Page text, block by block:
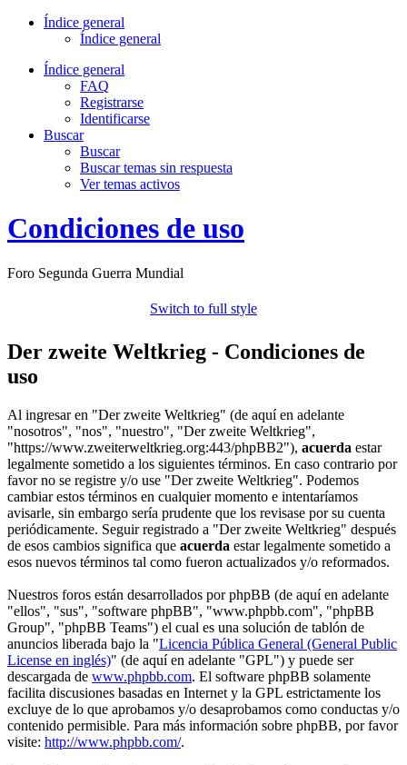
Índice general
Índice general
Índice general
FAQ
Registrarse
Identificarse
Buscar
Buscar
Buscar temas sin respuesta
Ver temas activos
Condiciones de uso
Foro Segunda Guerra Mundial
Switch to full style
Der zweite Weltkrieg - Condiciones de
uso
Al ingresar en "Der zweite Weltkrieg" (de aquí en adelante
"nosotros", "nos", "nuestro", "Der zweite Weltkrieg",
"https://www.zweiterweltkrieg.org:443/phpBB2"), acuerda estar
legalmente sometido a los siguientes términos. En caso contrario por
favor no se registre y/o use "Der zweite Weltkrieg". Podemos
cambiar estos términos en cualquier momento e intentaríamos
avisarle, sin embargo sería prudente que los revisase por su cuenta
periódicamente. Seguir registrado a "Der zweite Weltkrieg" después
de esos cambios significa que acuerda estar legalmente sometido a
esos nuevos términos tal como fueron actualizados y/o reformados.
Nuestros foros están desarrollados por phpBB (de aquí en adelante
"ellos", "sus", "software phpBB", "www.phpbb.com", "phpBB
Group", "phpBB Teams") el cual es una solución de tablón de
anuncios liberada bajo la "Licencia Pública General (General Public
License en inglés)" (de aquí en adelante "GPL") y puede ser
descargada de www.phpbb.com. El software phpBB solamente
facilita discusiones basadas en Internet y la GPL estrictamente los
excluye de lo que aprobamos y/o desaprobamos como conductas y/o
contenido permisible. Para más información sobre phpBB, por favor
visite: http://www.phpbb.com/.